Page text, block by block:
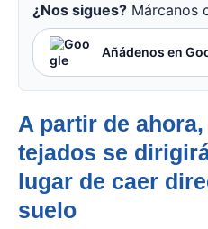
¿Nos sigues? Márcanos
Añádenos en
A partir de
tejados se
lugar de caer
suelo